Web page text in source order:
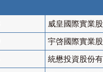
威皇國際實業
宇啓國際實業
統懋投資股份